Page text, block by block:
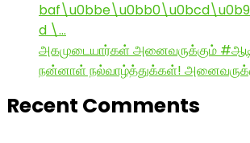
d \…
அகமுடையார்கள் அனைவருக்கும்
நன்னாள் நல்வாழ்த்துக்கள்!
Recent Comments